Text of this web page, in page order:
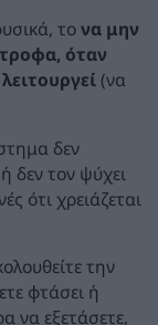
τονα μην
όταν
(να
δεν
δεν τον ψύχει
ότι χρειάζεται
την
φτάσει ή
να εξετάσετε,